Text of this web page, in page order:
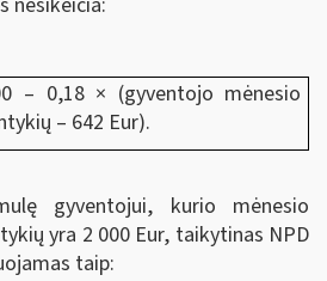
– 0,18 × (gyventojo mėnesio
– 642 Eur).
gyventojui, kurio mėnesio
yra 2 000 Eur, taikytinas NPD
taip: